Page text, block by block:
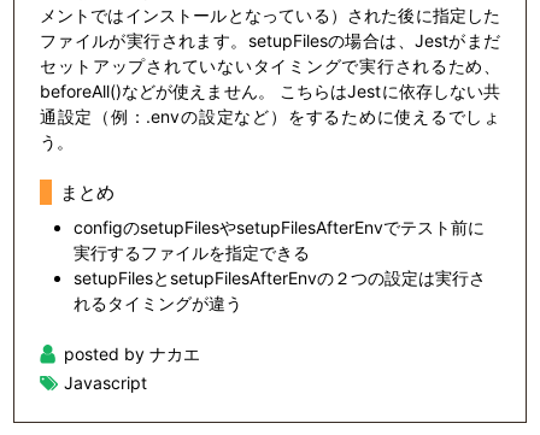
メントではインストールとなっている）された後に指定した
ファイルが実行されます。setupFilesの場合は、Jestがまだ
セットアップされていないタイミングで実行されるため、
beforeAll()などが使えません。 こちらはJestに依存しない共
通設定（例：.envの設定など）をするために使えるでしょ
う。
まとめ
configのsetupFilesやsetupFilesAfterEnvでテスト前に
実行するファイルを指定できる
setupFilesとsetupFilesAfterEnvの２つの設定は実行さ
れるタイミングが違う
posted by ナカエ
Javascript